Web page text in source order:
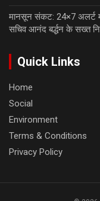
मानसून संकट: 24×7 अलर्ट
सचिव आनंद बर्द्धन के सख्त
Quick Links
Home
Social
Environment
Terms & Conditions
Privacy Policy